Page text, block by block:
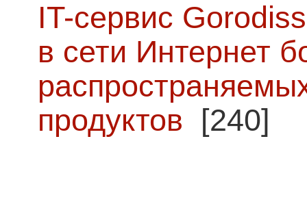
IT-сервис
в сети Интернет
продуктов [240]